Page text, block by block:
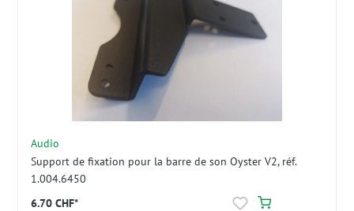
Audio
Support de fixation pour la barre de son Oyster V2, réf.
1.004.6450
6.70 CHF*